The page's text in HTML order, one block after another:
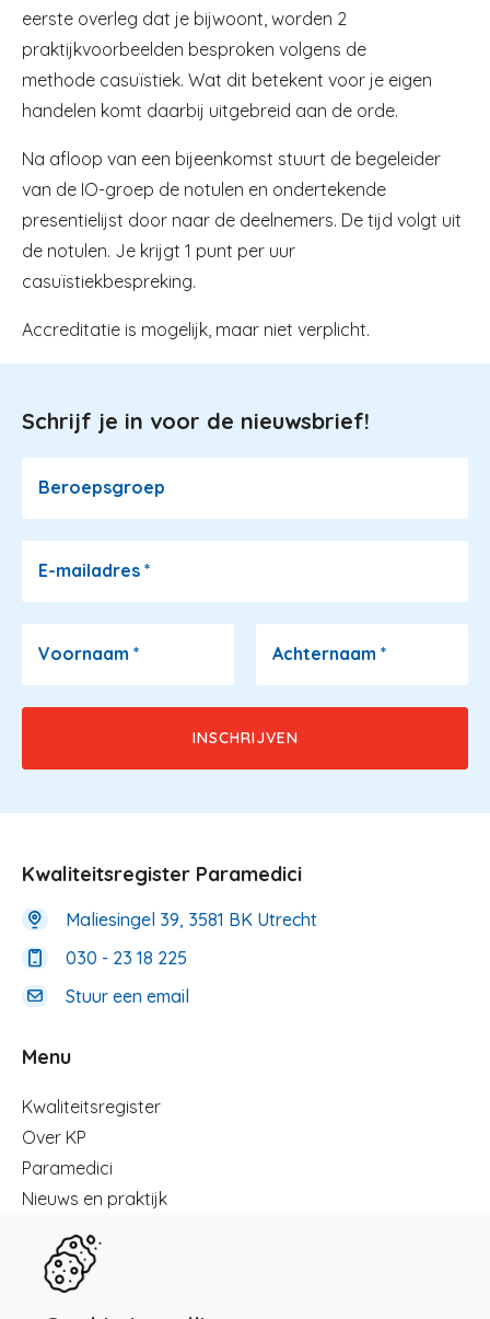
eerste overleg dat je bijwoont, worden 2
praktijkvoorbeelden besproken volgens de
methode casuïstiek. Wat dit betekent voor je eigen
handelen komt daarbij uitgebreid aan de orde.
Na afloop van een bijeenkomst stuurt de begeleider
van de IO-groep de notulen en ondertekende
presentielijst door naar de deelnemers. De tijd volgt uit
de notulen. Je krijgt 1 punt per uur
casuïstiekbespreking.
Accreditatie is mogelijk, maar niet verplicht.
Image
Schrijf je in voor de nieuwsbrief!
Beroepsgroep
E-mailadres *
Voornaam * Achternaam *
Kwaliteitsregister Paramedici
Maliesingel 39, 3581 BK Utrecht
030 - 23 18 225
Stuur een email
Menu
Menu
Kwaliteitsregister
Over KP
Paramedici
Nieuws en praktijk
Registreren
Kennisbibliotheek
Herregistratie